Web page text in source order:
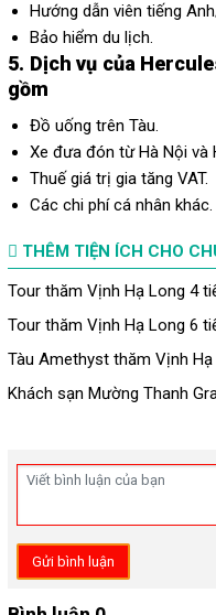
Hướng dẫn viên tiếng
Bảo hiểm du lịch.
5. Dịch vụ của
gồm
Đồ uống trên Tàu.
Xe đưa đón từ Hà Nội và
Thuế giá trị gia tăng VAT.
Các chi phí cá nhân khác.
THÊM TIỆN ÍCH CHO
Tour thăm Vịnh Hạ Long 4
Tour thăm Vịnh Hạ Long 6
Tàu Amethyst thăm Vịnh
Khách sạn Mường Thanh
Gửi bình luận